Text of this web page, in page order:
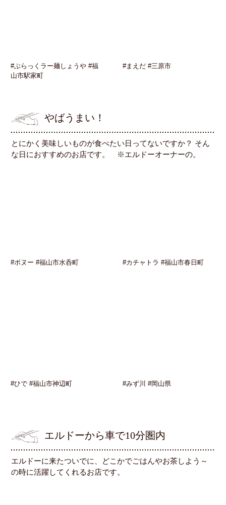
#ぶらっくラー麺しょうや #福
山市駅家町
#まえだ #三原市
やばうまい！
とにかく美味しいものが食べたい日ってないですか？ そん
な日におすすめのお店です。 ※エルドーオーナーの。
#ボヌー #福山市水呑町 #カチャトラ #福山市春日町
#ひで #福山市神辺町 #みず川 #岡山県
エルドーから車で10分圏内
エルドーに来たついでに、どこかでごはんやお茶しよう～
の時に活躍してくれるお店です。